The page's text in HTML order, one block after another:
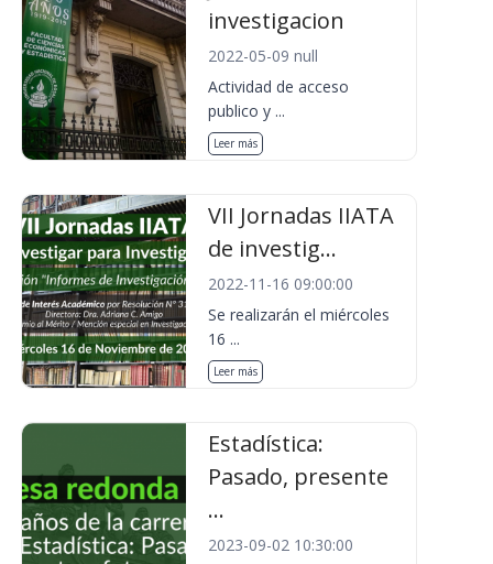
investigacion
2022-05-09 null
Actividad de acceso
publico y ...
Leer más
VII Jornadas IIATA
de investig...
2022-11-16 09:00:00
Se realizarán el miércoles
16 ...
Leer más
Estadística:
Pasado, presente
...
2023-09-02 10:30:00